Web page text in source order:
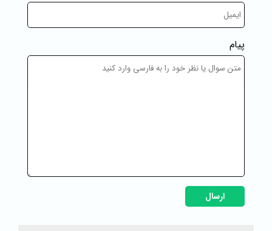
پیام
ارسال